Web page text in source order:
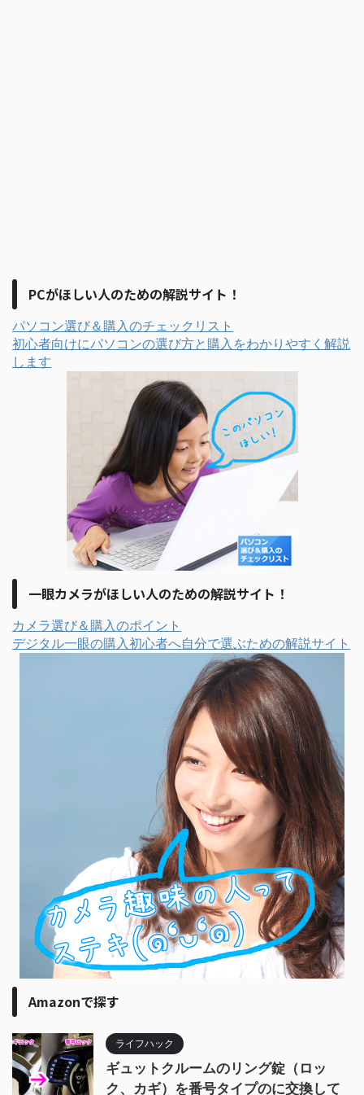
PCがほしい人のための解説サイト！
パソコン選び＆購入のチェックリスト
初心者向けにパソコンの選び方と購入をわかりやすく解説
します
一眼カメラがほしい人のための解説サイト！
カメラ選び＆購入のポイント
デジタル一眼の購入初心者へ自分で選ぶための解説サイト
Amazonで探す
ライフハック
ギュットクルームのリング錠（ロッ
ク、カギ）を番号タイプのに交換して